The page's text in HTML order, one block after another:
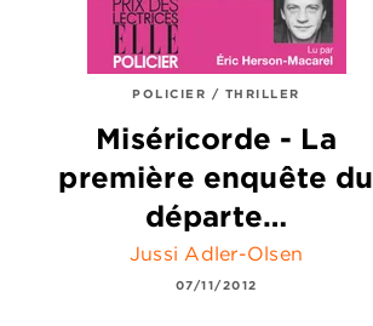
POLICIER / THRILLER
Miséricorde - La
première enquête du
départe…
Jussi Adler-Olsen
07/11/2012